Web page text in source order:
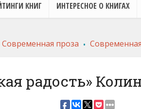
КНИГ ИНТЕРЕСНОЕ О КНИГАХ
Современная проза .
радость»